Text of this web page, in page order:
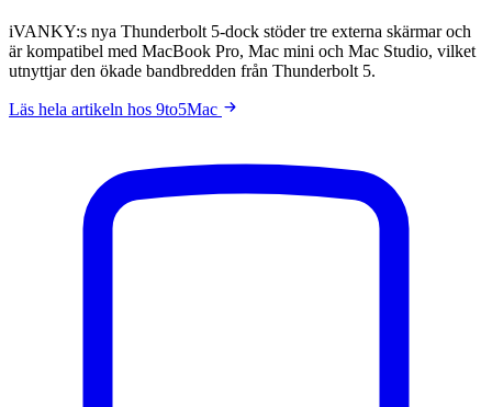
iVANKY:s nya Thunderbolt 5-dock stöder tre externa skärmar och
är kompatibel med MacBook Pro, Mac mini och Mac Studio, vilket
utnyttjar den ökade bandbredden från Thunderbolt 5.
Läs hela artikeln hos 9to5Mac